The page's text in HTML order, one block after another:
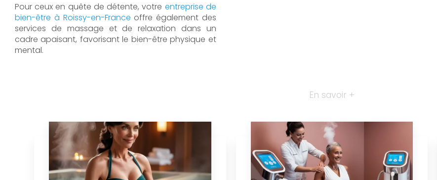
Pour ceux en quête de détente, votre entreprise de
bien-être à Roissy-en-France offre également des
services de massage et de relaxation dans un
cadre apaisant, favorisant le bien-être physique et
mental.
En savoir +